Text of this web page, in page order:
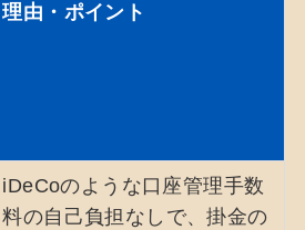
理由・ポイント
iDeCoのような口座管理手数
料の自己負担なしで、掛金の